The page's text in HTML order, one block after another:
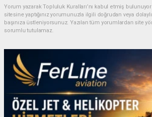
Yorum yazarak Topluluk Kuralları’nı kabul etmiş
sitesine yaptığınız yorumunuzla ilgili doğrudan veya
başınıza üstleniyorsunuz. Yazılan tüm yorumlardan site
sorumlu tutulamaz.